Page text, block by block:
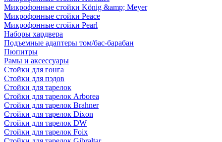
Микрофонные стойки König &amp; Meyer
Микрофонные стойки Peace
Микрофонные стойки Pearl
Наборы хардвера
Подъемные адаптеры том/бас-барабан
Пюпитры
Рамы и аксессуары
Стойки для гонга
Стойки для пэдов
Стойки для тарелок
Стойки для тарелок Arborea
Стойки для тарелок Brahner
Стойки для тарелок Dixon
Стойки для тарелок DW
Стойки для тарелок Foix